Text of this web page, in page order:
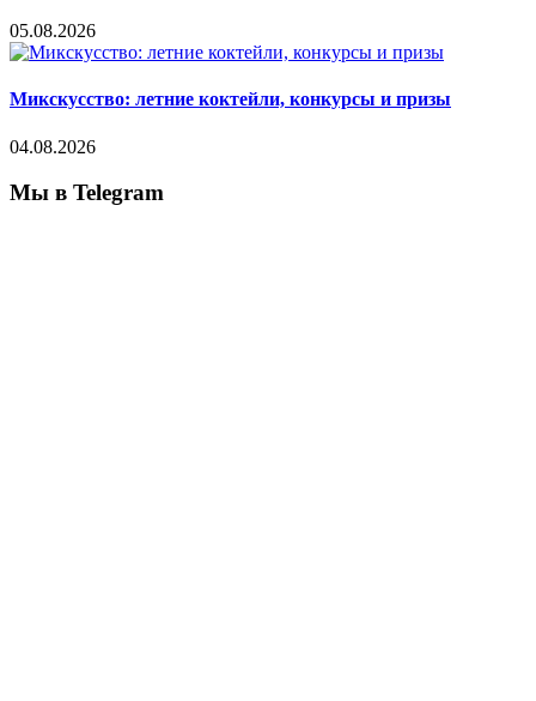
05.08.2026
Микскусство: летние коктейли, конкурсы и призы
04.08.2026
Мы в Telegram